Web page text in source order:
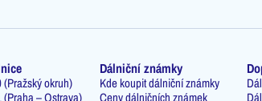
(Pražský okruh)
(Praha – Ostrava)
Dálniční známky
Kde koupit dálniční známky
Ceny dálničních známek